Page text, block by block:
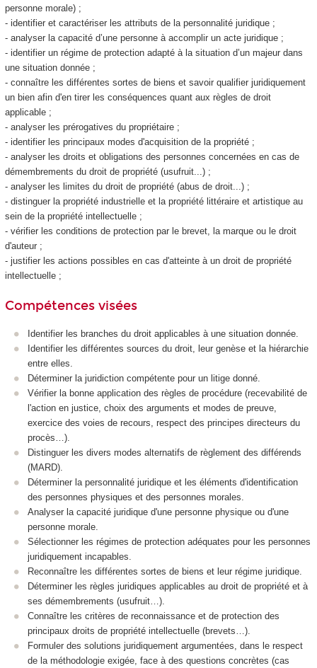
personne morale) ;
- identifier et caractériser les attributs de la personnalité juridique ;
- analyser la capacité d’une personne à accomplir un acte juridique ;
- identifier un régime de protection adapté à la situation d’un majeur dans
une situation donnée ;
- connaître les différentes sortes de biens et savoir qualifier juridiquement
un bien afin d'en tirer les conséquences quant aux règles de droit
applicable ;
- analyser les prérogatives du propriétaire ;
- identifier les principaux modes d'acquisition de la propriété ;
- analyser les droits et obligations des personnes concernées en cas de
démembrements du droit de propriété (usufruit...) ;
- analyser les limites du droit de propriété (abus de droit...) ;
- distinguer la propriété industrielle et la propriété littéraire et artistique au
sein de la propriété intellectuelle ;
- vérifier les conditions de protection par le brevet, la marque ou le droit
d'auteur ;
- justifier les actions possibles en cas d'atteinte à un droit de propriété
intellectuelle ;
Compétences visées
Identifier les branches du droit applicables à une situation donnée.
Identifier les différentes sources du droit, leur genèse et la hiérarchie
entre elles.
Déterminer la juridiction compétente pour un litige donné.
Vérifier la bonne application des règles de procédure (recevabilité de
l'action en justice, choix des arguments et modes de preuve,
exercice des voies de recours, respect des principes directeurs du
procès…).
Distinguer les divers modes alternatifs de règlement des différends
(MARD).
Déterminer la personnalité juridique et les éléments d'identification
des personnes physiques et des personnes morales.
Analyser la capacité juridique d'une personne physique ou d'une
personne morale.
Sélectionner les régimes de protection adéquates pour les personnes
juridiquement incapables.
Reconnaître les différentes sortes de biens et leur régime juridique.
Déterminer les règles juridiques applicables au droit de propriété et à
ses démembrements (usufruit…).
Connaître les critères de reconnaissance et de protection des
principaux droits de propriété intellectuelle (brevets…).
Formuler des solutions juridiquement argumentées, dans le respect
de la méthodologie exigée, face à des questions concrètes (cas